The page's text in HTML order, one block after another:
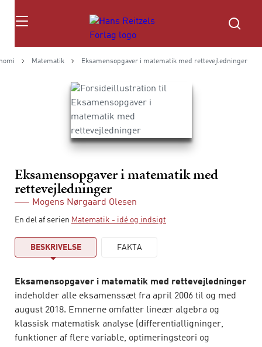
Søg
Matematik Eksamensopgaver i matematik med rettevejledninger
Eksamensopgaver i matematik med
rettevejledninger
Mogens Nørgaard Olesen
En del af serien Matematik - idé og indsigt
BESKRIVELSE FAKTA
Eksamensopgaver i matematik med rettevejledninger
indeholder alle eksamenssæt fra april 2006 til og med
august 2018. Emnerne omfatter lineær algebra og
klassisk matematisk analyse (differentialligninger,
funktioner af flere variable, optimeringsteori og